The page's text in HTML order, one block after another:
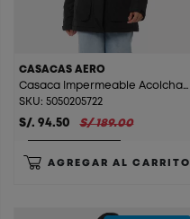
CASACAS AERO
Casaca Impermeable Acolchada C/Cap C/F Aero Black
SKU: 5050205722
S/. 94.50 S/ 189.00
AGREGAR AL CARRITO